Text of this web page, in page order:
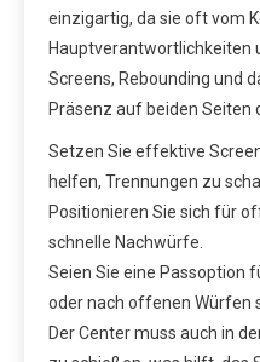
einzigartig, da sie oft vom
Hauptverantwortlichkeiten
Screens, Rebounding und
Präsenz auf beiden Seiten
Setzen Sie effektive
helfen, Trennungen zu
Positionieren Sie sich für
schnelle Nachwürfe.
Seien Sie eine Passoption
oder nach offenen Würfen
Der Center muss auch in